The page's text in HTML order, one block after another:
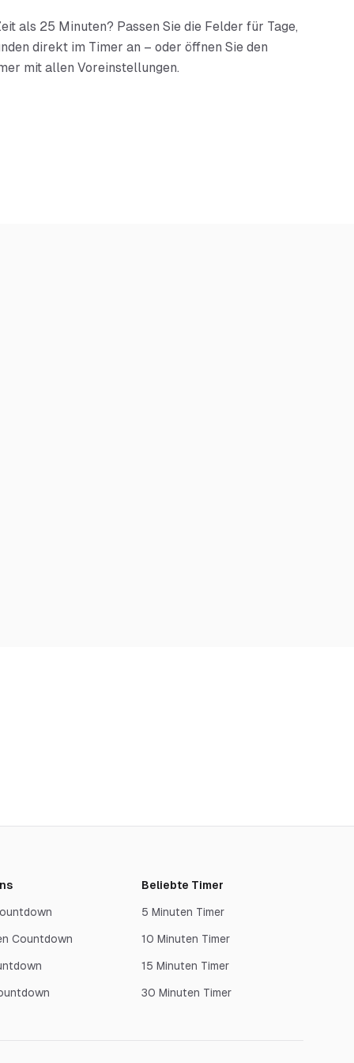
als 25 Minuten? Passen Sie die Felder für Tage,
direkt im Timer an – oder öffnen Sie den
mit allen Voreinstellungen.
Countdown
Beliebte Timer
5 Minuten Timer
10 Minuten Timer
15 Minuten Timer
30 Minuten Timer